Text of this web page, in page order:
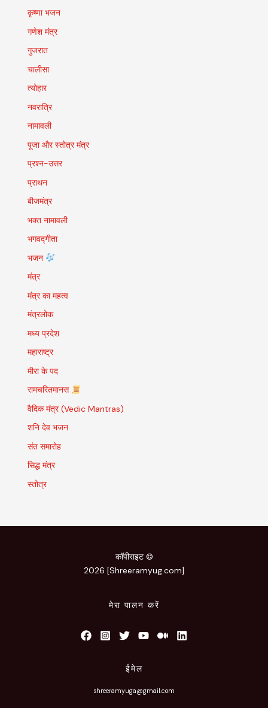
कृष्णा भजन
गणेश मंत्र
गुजरात
चालीसा
त्योहार
नवरात्रि
नामावली
पूजा और स्तोत्र मंत्र
प्रश्न-उत्तर
प्राथन
बीजमंत्र
भक्त नामावली
भगवद्गीता
भजन
मंत्र
मंत्र का महत्व
मंत्रलोक
मध्य प्रदेश
महाराष्ट्र
मीरा के पद
रामचरितमानस
वैदिक मंत्र (Vedic Mantras)
शनि देव भजन
संत समारोह
सिद्ध मंत्र
स्तोत्र
कॉपीराइट ©
2026 [Shreeramyug.com]
मेरा पालन करें
ईमेल
shreeramyuga@gmail.com